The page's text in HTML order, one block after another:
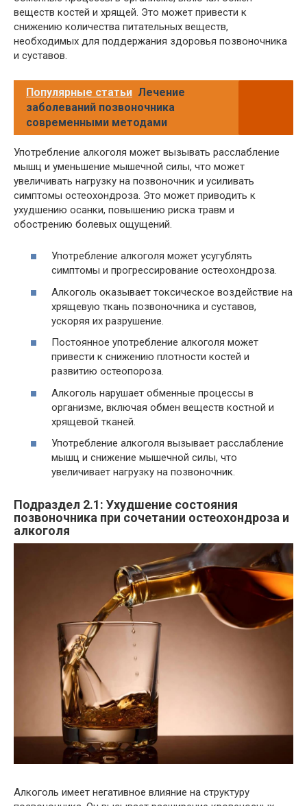
веществ костей и хрящей. Это может привести к
снижению количества питательных веществ,
необходимых для поддержания здоровья позвоночника
и суставов.
Популярные статьи Лечение
заболеваний позвоночника
современными методами
Употребление алкоголя может вызывать расслабление
мышц и уменьшение мышечной силы, что может
увеличивать нагрузку на позвоночник и усиливать
симптомы остеохондроза. Это может приводить к
ухудшению осанки, повышению риска травм и
обострению болевых ощущений.
Употребление алкоголя может усугублять
симптомы и прогрессирование остеохондроза.
Алкоголь оказывает токсическое воздействие на
хрящевую ткань позвоночника и суставов,
ускоряя их разрушение.
Постоянное употребление алкоголя может
привести к снижению плотности костей и
развитию остеопороза.
Алкоголь нарушает обменные процессы в
организме, включая обмен веществ костной и
хрящевой тканей.
Употребление алкоголя вызывает расслабление
мышц и снижение мышечной силы, что
увеличивает нагрузку на позвоночник.
Подраздел 2.1: Ухудшение состояния
позвоночника при сочетании остеохондроза и
алкоголя
Алкоголь имеет негативное влияние на структуру